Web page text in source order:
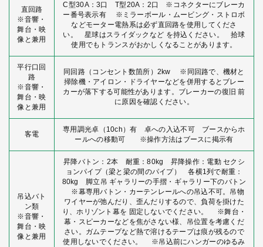
直回路
※音響・
舞台・映
像と兼用
C型30A：3口 T型20A：2口 ※コネクターにブレーカ
ー番号表示有 ※ミラーボール・ムービング・ストロボ
などモーター電熱系は必ず直回路を使用してくださ
い。 星球はスライダックなど を持込ください。 拾球
使用でもトランスがおかしくなることがあります。
平行口回
路
※音響・
舞台・映
像と兼用
同回路（コンセント数箇所）2kw ※同回路で、機材と
掃除機・アイロン・ドライヤーなどを併用するとブレー
カーが落下する可能性があります。ブレーカーの復旧 前
に原因を確認ください。
客電
専用調光卓（10ch）有 卓への入込不可 ブースからホ
ールへの移動可 ※操作方法はブースに掲示有
吊込バト
ン類
※音響・
舞台・映
像と兼用
昇降バトン：2本 耐重：80kg 昇降操作：電動 セクシ
ョンパイプ（梁と梁の間のパイプ） 各横1列で耐重：
80kg 脚立吊 ギャラリーの手摺・ギャラリー下のバトン
※幕専用バトン・カーテンレールへの吊込不可。吊物
ワイヤーが弛んだり、歪んだりするので、負荷を掛けた
り、ホリゾント幕を 固定しないでください。 ※舞台・
幕・スピーカーなどを焦がさない様、吊位置を考慮くだ
さい。ガムテープなど熱で溶けるテープは痕が残るので
使用しないでください。 ※吊込前にハンガーのゆるみ